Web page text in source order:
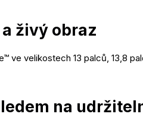
živý obraz
ve velikostech 13 palců, 13,8
na